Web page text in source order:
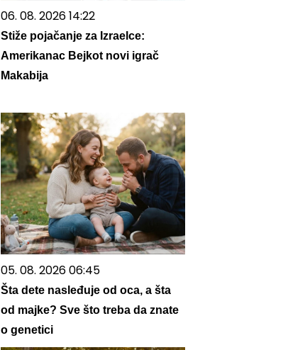
06. 08. 2026 14:22
Stiže pojačanje za Izraelce:
Amerikanac Bejkot novi igrač
Makabija
05. 08. 2026 06:45
Šta dete nasleđuje od oca, a šta
od majke? Sve što treba da znate
o genetici